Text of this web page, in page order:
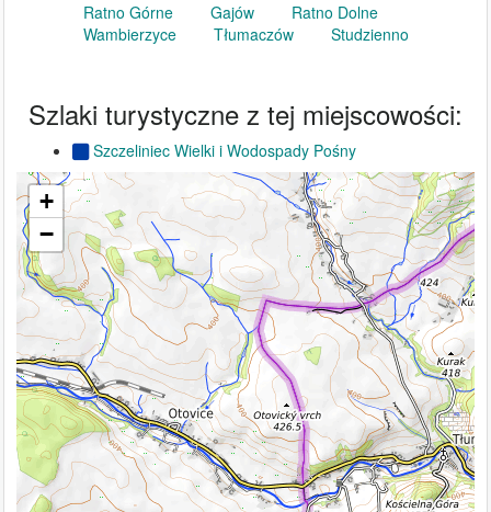
Ratno Górne Gajów
Ratno Dolne
Wambierzyce
Tłumaczów Studzienno
Szlaki turystyczne z tej miejscowości:
Szczeliniec Wielki i Wodospady Pośny
+
−